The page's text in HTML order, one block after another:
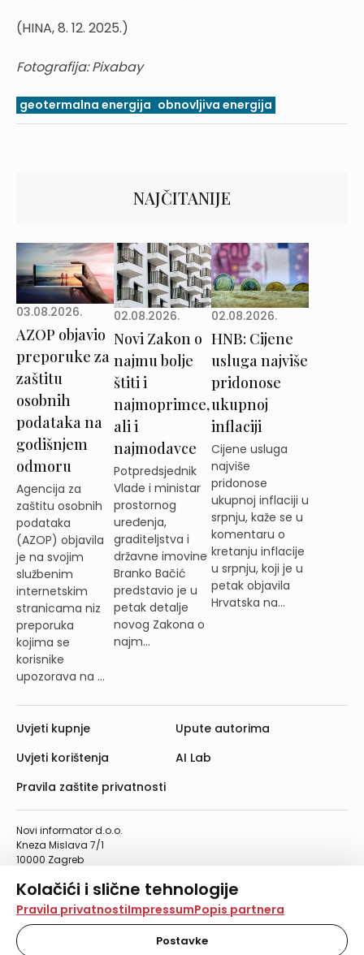
Kolačići i slične tehnologije
Na našoj web stranici koristimo kolačiće i slične
tehnologije za pohranu, čitanje i obradu informacija na
vašem uređaju. Time poboljšavamo korisničko iskustvo,
Pravila privatnostiImpressumPopis partnera
Postavke
(HINA, 8. 12. 2025.)
Fotografija: Pixabay
geotermalna energija obnovljiva energija
NAJČITANIJE
03.08.2026.
AZOP objavio
preporuke za
zaštitu
osobnih
podataka na
godišnjem
odmoru
Agencija za
zaštitu osobnih
podataka
(AZOP) objavila
je na svojim
službenim
internetskim
stranicama niz
preporuka
kojima se
korisnike
upozorava na ...
02.08.2026.
Novi Zakon o
najmu bolje
štiti i
najmoprimce,
ali i
najmodavce
Potpredsjednik
Vlade i ministar
prostornog
uređenja,
graditeljstva i
državne imovine
Branko Bačić
predstavio je u
petak detalje
novog Zakona o
najm...
02.08.2026.
HNB: Cijene
usluga najviše
pridonose
ukupnoj
inflaciji
Cijene usluga
najviše
pridonose
ukupnoj inflaciji u
srpnju, kaže se u
komentaru o
kretanju inflacije
u srpnju, koji je u
petak objavila
Hrvatska na...
Novi informator d.o.o.
Kneza Mislava 7/1
10000 Zagreb
Telefaks: 01/4612-553
info@informator.hr
PRATITE NAS:
Uvjeti kupnje
Uvjeti korištenja
Pravila zaštite privatnosti
Upute autorima
AI Lab